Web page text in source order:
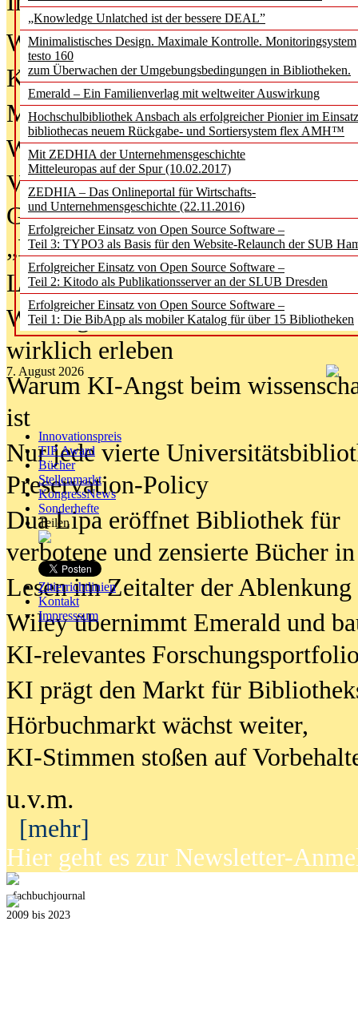
„Knowledge Unlatched ist der bessere DEAL”
Minimalistisches Design. Maximale Kontrolle. Monitoringsystem
testo 160
zum Überwachen der Umgebungsbedingungen in Bibliotheken.
Emerald – Ein Familienverlag mit weltweiter Auswirkung
Hochschulbibliothek Ansbach als erfolgreicher Pionier im
bibliothecas neuem Rückgabe- und Sortiersystem flex AMH™
Mit ZEDHIA der Unternehmensgeschichte
Mitteleuropas auf der Spur (10.02.2017)
ZEDHIA – Das Onlineportal für Wirtschafts-
und Unternehmensgeschichte (22.11.2016)
Erfolgreicher Einsatz von Open Source Software –
Teil 3: TYPO3 als Basis für den Website-Relaunch der SUB
Erfolgreicher Einsatz von Open Source Software –
Teil 2: Kitodo als Publikationsserver an der SLUB Dresden
Erfolgreicher Einsatz von Open Source Software –
Teil 1: Die BibApp als mobiler Katalog für über 15 Bibliotheken
7. August 2026
Innovationspreis
TIP Award
Bücher
Stellenmarkt
KongressNews
Sonderhefte
Teilen
Zitierrichtlinien
Kontakt
Impresssum
Was Hochschul­bibliotheken von
Kinder in der digitalen Welt
Metadaten als Infrastruktur
Wenn Bots katalogisieren
Von Abschlusskleidern bis
Geisterjagd-Ausrüstung in der
„Library of Things“ unterwegs
Lesen als Infrastrukturaufgabe
Wie Jugendliche Social Media
wirklich erleben
Warum KI-Angst beim
ist
Nur jede vierte
Preservation-Policy
Dua Lipa eröffnet Bibliothek für
verbotene und zensierte Bücher
Lesen im Zeitalter der Ablenkung
Wiley übernimmt Emerald und
KI-relevantes
KI prägt den Markt für
Hörbuchmarkt wächst weiter,
KI-Stimmen stoßen auf
u.v.m.
[mehr]
Hier geht es zur Newsletter-
fachbuchjournal
2009 bis 2023